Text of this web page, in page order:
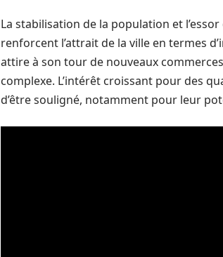
La stabilisation de la population et
renforcent l’attrait de la ville en termes
attire à son tour de nouveaux
complexe. L’intérêt croissant pour des
d’être souligné, notamment pour leur